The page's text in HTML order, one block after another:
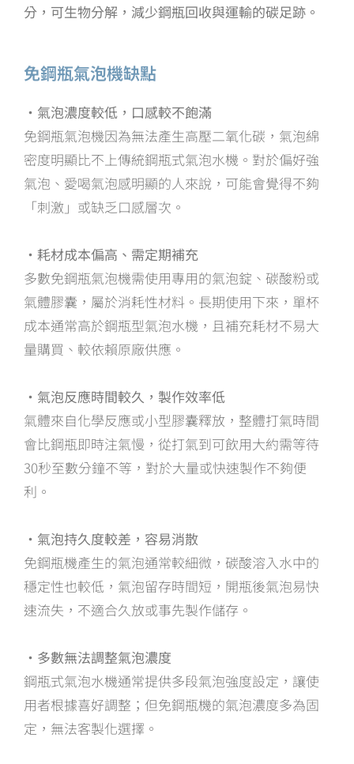
分，可生物分解，減少鋼瓶回收與運輸的碳足跡。
免鋼瓶氣泡機缺點
・氣泡濃度較低，口感較不飽滿
免鋼瓶氣泡機因為無法產生高壓二氧化碳，氣泡綿
密度明顯比不上傳統鋼瓶式氣泡水機。對於偏好強
氣泡、愛喝氣泡感明顯的人來說，可能會覺得不夠
「刺激」或缺乏口感層次。
・耗材成本偏高、需定期補充
多數免鋼瓶氣泡機需使用專用的氣泡錠、碳酸粉或
氣體膠囊，屬於消耗性材料。長期使用下來，單杯
成本通常高於鋼瓶型氣泡水機，且補充耗材不易大
量購買、較依賴原廠供應。
・氣泡反應時間較久，製作效率低
氣體來自化學反應或小型膠囊釋放，整體打氣時間
會比鋼瓶即時注氣慢，從打氣到可飲用大約需等待
30秒至數分鐘不等，對於大量或快速製作不夠便
利。
・氣泡持久度較差，容易消散
免鋼瓶機產生的氣泡通常較細微，碳酸溶入水中的
穩定性也較低，氣泡留存時間短，開瓶後氣泡易快
速流失，不適合久放或事先製作儲存。
・多數無法調整氣泡濃度
鋼瓶式氣泡水機通常提供多段氣泡強度設定，讓使
用者根據喜好調整；但免鋼瓶機的氣泡濃度多為固
定，無法客製化選擇。